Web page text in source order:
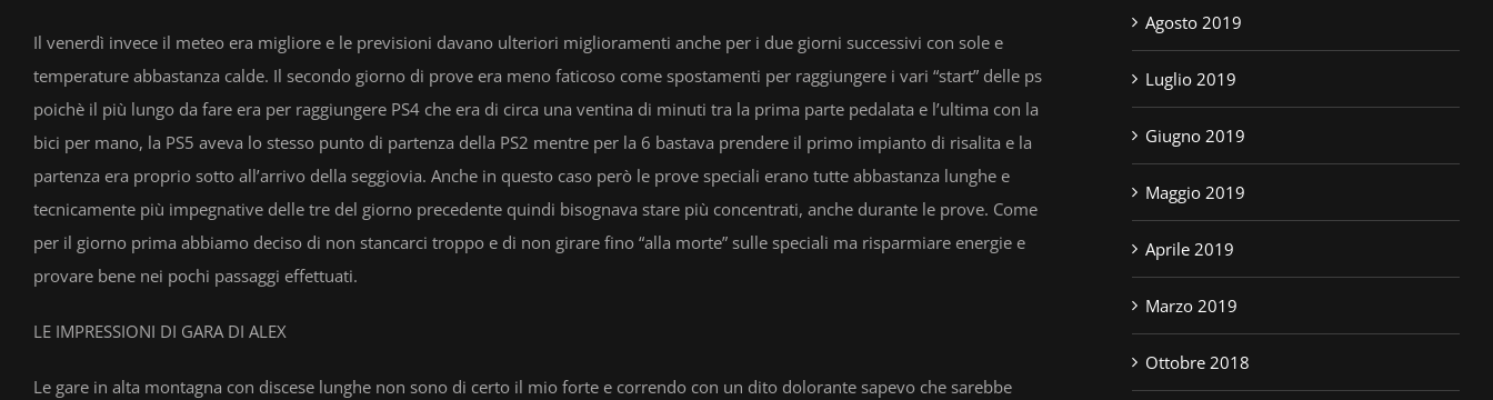
Il venerdì invece il meteo era migliore e le previsioni davano ulteriori miglioramenti anche per i due giorni successivi con sole e
temperature abbastanza calde. Il secondo giorno di prove era meno faticoso come spostamenti per raggiungere i vari “start” delle ps
poichè il più lungo da fare era per raggiungere PS4 che era di circa una ventina di minuti tra la prima parte pedalata e l’ultima con la
bici per mano, la PS5 aveva lo stesso punto di partenza della PS2 mentre per la 6 bastava prendere il primo impianto di risalita e la
partenza era proprio sotto all’arrivo della seggiovia. Anche in questo caso però le prove speciali erano tutte abbastanza lunghe e
tecnicamente più impegnative delle tre del giorno precedente quindi bisognava stare più concentrati, anche durante le prove. Come
per il giorno prima abbiamo deciso di non stancarci troppo e di non girare fino “alla morte” sulle speciali ma risparmiare energie e
provare bene nei pochi passaggi effettuati.
LE IMPRESSIONI DI GARA DI ALEX
Le gare in alta montagna con discese lunghe non sono di certo il mio forte e correndo con un dito dolorante sapevo che sarebbe
Agosto 2019
Luglio 2019
Giugno 2019
Maggio 2019
Aprile 2019
Marzo 2019
Ottobre 2018